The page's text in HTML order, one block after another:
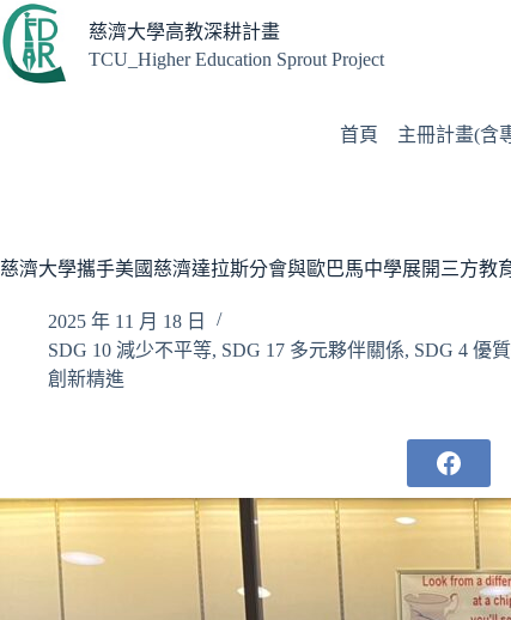
跳
至
主
慈濟大學高教深耕計畫
TCU_Higher Education Sprout Project
首頁 主冊計畫(含
慈濟大學攜手美國慈濟達拉斯分會與歐巴馬中學展開三方教
2025 年 11 月 18 日
SDG 10 減少不平等, SDG 17 多元夥伴關係, SDG 4 優
創新精進